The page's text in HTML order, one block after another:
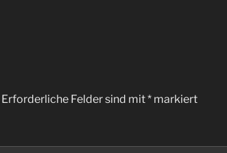
Erforderliche Felder sind mit* markiert